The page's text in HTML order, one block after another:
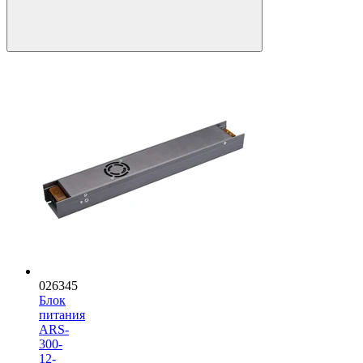
026345
Блок
питания
ARS-
300-
12-